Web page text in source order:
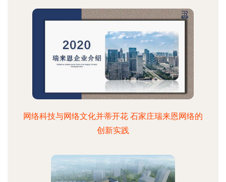
网络科技与网络文化并蒂开花 石家庄瑞来恩网络的
创新实践